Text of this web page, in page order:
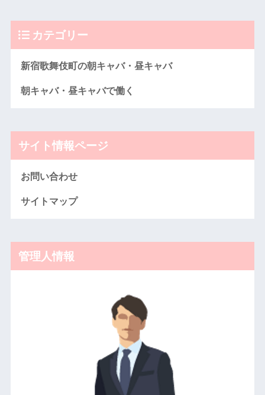
カテゴリー
新宿歌舞伎町の朝キャバ・昼キャバ
朝キャバ・昼キャバで働く
サイト情報ページ
お問い合わせ
サイトマップ
管理人情報